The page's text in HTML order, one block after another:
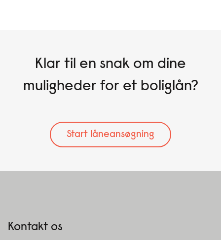
Klar til en snak om dine
muligheder for et boliglån?
Start låneansøgning
Kontakt os